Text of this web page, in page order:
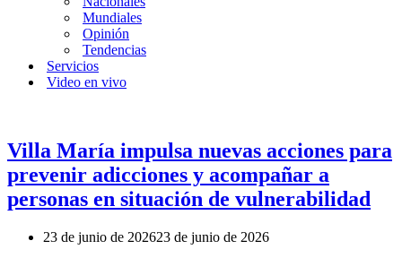
Mundiales
Opinión
Tendencias
Servicios
Video en vivo
Villa María impulsa nuevas acciones para
prevenir adicciones y acompañar a
personas en situación de vulnerabilidad
23 de junio de 202623 de junio de 2026